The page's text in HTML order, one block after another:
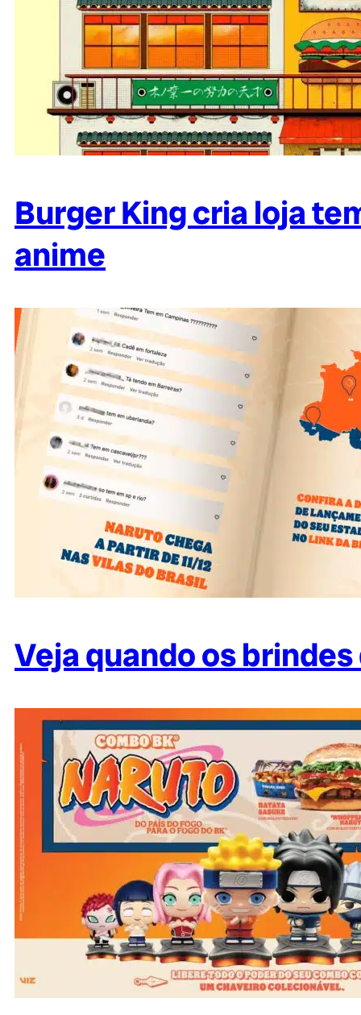
Burger King cria loja
anime
Veja quando os